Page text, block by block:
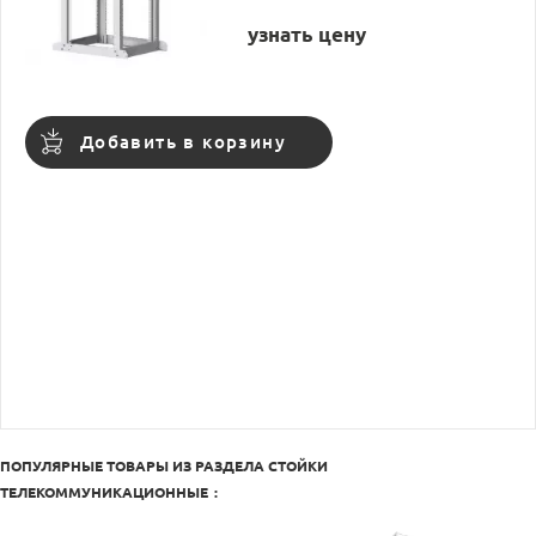
узнать цену
Добавить в корзину
ПОПУЛЯРНЫЕ ТОВАРЫ ИЗ РАЗДЕЛА СТОЙКИ
ТЕЛЕКОММУНИКАЦИОННЫЕ :